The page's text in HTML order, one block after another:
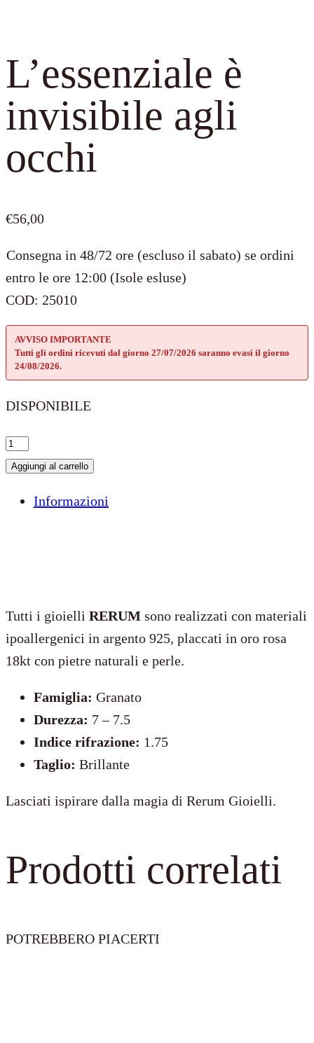
L’essenziale è
invisibile agli
occhi
€56,00
Consegna in 48/72 ore (escluso il sabato) se ordini
entro le ore 12:00 (Isole esluse)
COD: 25010
AVVISO IMPORTANTE
Tutti gli ordini ricevuti dal giorno 27/07/2026 saranno evasi il giorno
24/08/2026.
DISPONIBILE
L’essenziale
è
agli
Aggiungi al carrello
Informazioni
Tutti i gioielli RERUM sono realizzati con materiali
ipoallergenici in argento 925, placcati in oro rosa
18kt con pietre naturali e perle.
Famiglia: Granato
Durezza: 7 – 7.5
Indice rifrazione: 1.75
Taglio: Brillante
Lasciati ispirare dalla magia di Rerum Gioielli.
Prodotti correlati
POTREBBERO PIACERTI